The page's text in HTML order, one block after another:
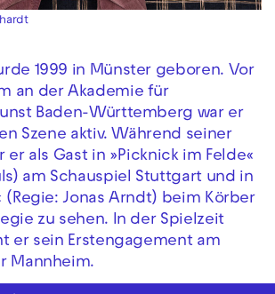
1999 in Münster geboren. Vor
an der Akademie für
Baden-Württemberg war er
Szene aktiv. Während seiner
er als Gast in »Picknick im Felde«
am Schauspiel Stuttgart und in
(Regie: Jonas Arndt) beim Körber
zu sehen. In der Spielzeit
er sein Erstengagement am
Mannheim.